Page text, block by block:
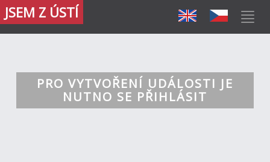
JSEM Z ÚSTÍ
PRO VYTVOŘENÍ UDÁLOSTI JE
NUTNO SE PŘIHLÁSIT